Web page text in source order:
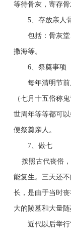
等待骨灰，寄存骨
5、存放亲人
包括：骨灰
撒海等。
6、祭奠事项
每年清明节
（七月十五俗称
世周年等等都可
便祭奠亲人。
7、做七
按照古代丧俗，
能复生。三天还
长，是由于当时
大的陵墓和大量
近代以后举